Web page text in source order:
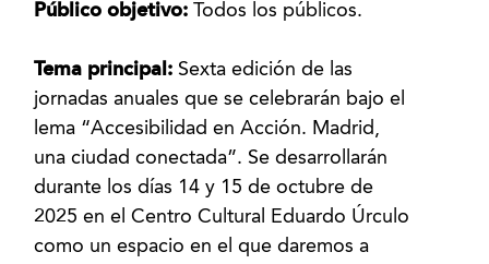
Público objetivo:Todos los públicos.
Tema principal: Sexta edición de las
jornadas anuales que se celebrarán bajo el
lema “Accesibilidad en Acción. Madrid,
una ciudad conectada”. Se desarrollarán
durante los días 14 y 15 de octubre de
2025 en el Centro Cultural Eduardo Úrculo
como un espacio en el que daremos a